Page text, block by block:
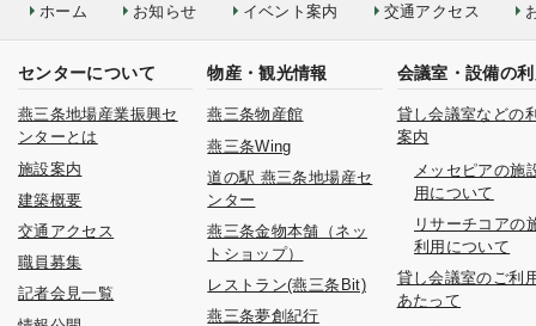
ホーム お知らせ イベント案内 交通アクセス
センターについて
燕三条地場産業振興セ
ンターとは
施設案内
建築概要
交通アクセス
職員募集
記者会見一覧
物産・観光情報
燕三条物産館
燕三条Wing
道の駅 燕三条地場産セ
ンター
燕三条金物本舗（ネッ
トショップ）
レストラン(燕三条Bit)
燕三条夢創紀行
会議室・設備の
貸し会議室などの
案内
メッセピアの施
用について
リサーチコアの
利用について
貸し会議室のご利
あたって